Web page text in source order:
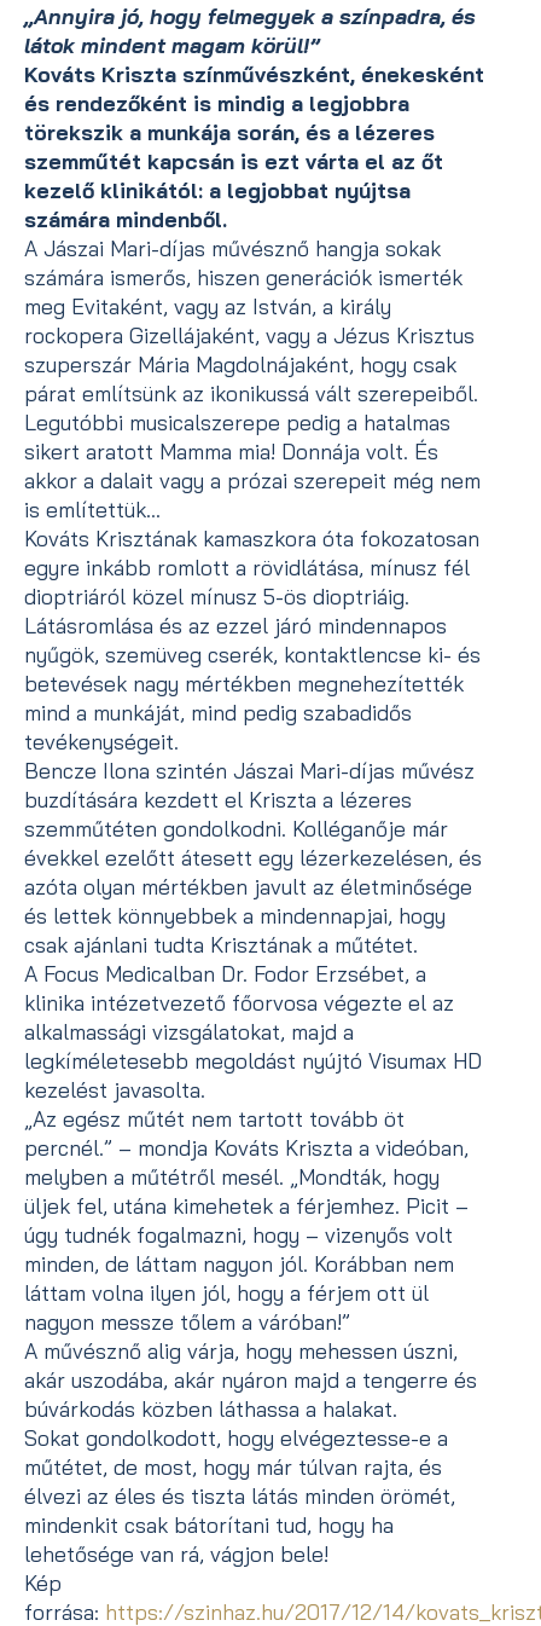
„Annyira jó, hogy felmegyek a színpadra, és
látok mindent magam körül!”
Kováts Kriszta színművészként, énekesként
és rendezőként is mindig a legjobbra
törekszik a munkája során, és a lézeres
szemműtét kapcsán is ezt várta el az őt
kezelő klinikától: a legjobbat nyújtsa
számára mindenből.
A Jászai Mari-díjas művésznő hangja sokak
számára ismerős, hiszen generációk ismerték
meg Evitaként, vagy az István, a király
rockopera Gizellájaként, vagy a Jézus Krisztus
szuperszár Mária Magdolnájaként, hogy csak
párat említsünk az ikonikussá vált szerepeiből.
Legutóbbi musicalszerepe pedig a hatalmas
sikert aratott Mamma mia! Donnája volt. És
akkor a dalait vagy a prózai szerepeit még nem
is említettük…
Kováts Krisztának kamaszkora óta fokozatosan
egyre inkább romlott a rövidlátása, mínusz fél
dioptriáról közel mínusz 5-ös dioptriáig.
Látásromlása és az ezzel járó mindennapos
nyűgök, szemüveg cserék, kontaktlencse ki- és
betevések nagy mértékben megnehezítették
mind a munkáját, mind pedig szabadidős
tevékenységeit.
Bencze Ilona szintén Jászai Mari-díjas művész
buzdítására kezdett el Kriszta a lézeres
szemműtéten gondolkodni. Kolléganője már
évekkel ezelőtt átesett egy lézerkezelésen, és
azóta olyan mértékben javult az életminősége
és lettek könnyebbek a mindennapjai, hogy
csak ajánlani tudta Krisztának a műtétet.
A Focus Medicalban Dr. Fodor Erzsébet, a
klinika intézetvezető főorvosa végezte el az
alkalmassági vizsgálatokat, majd a
legkíméletesebb megoldást nyújtó Visumax HD
kezelést javasolta.
„Az egész műtét nem tartott tovább öt
percnél.” – mondja Kováts Kriszta a videóban,
melyben a műtétről mesél. „Mondták, hogy
üljek fel, utána kimehetek a férjemhez. Picit –
úgy tudnék fogalmazni, hogy – vizenyős volt
minden, de láttam nagyon jól. Korábban nem
láttam volna ilyen jól, hogy a férjem ott ül
nagyon messze tőlem a váróban!”
A művésznő alig várja, hogy mehessen úszni,
akár uszodába, akár nyáron majd a tengerre és
búvárkodás közben láthassa a halakat.
Sokat gondolkodott, hogy elvégeztesse-e a
műtétet, de most, hogy már túlvan rajta, és
élvezi az éles és tiszta látás minden örömét,
mindenkit csak bátorítani tud, hogy ha
lehetősége van rá, vágjon bele!
Kép
forrása: https://szinhaz.hu/2017/12/14/